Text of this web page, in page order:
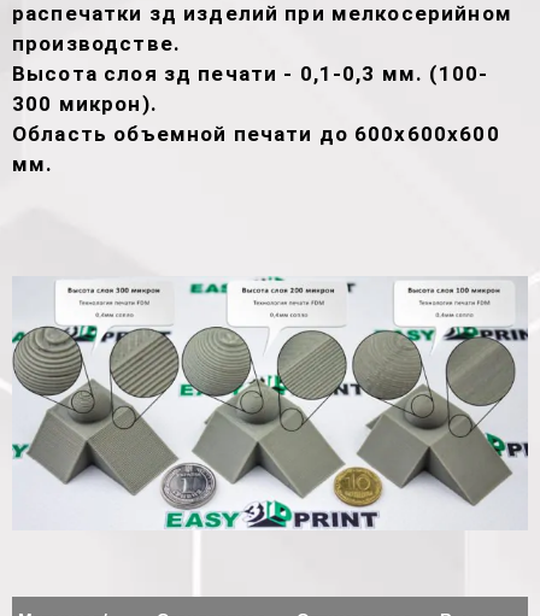
распечатки зд изделий при мелкосерийном
производстве.
Высота слоя зд печати - 0,1-0,3 мм. (100-
300 микрон).
Область объемной печати до 600х600х600
мм.